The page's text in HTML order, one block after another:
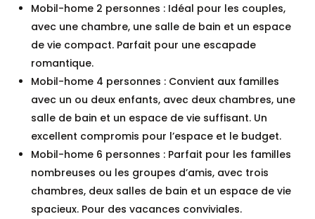
Mobil-home 2 personnes : Idéal pour les couples,
avec une chambre, une salle de bain et un espace
de vie compact. Parfait pour une escapade
romantique.
Mobil-home 4 personnes : Convient aux familles
avec un ou deux enfants, avec deux chambres, une
salle de bain et un espace de vie suffisant. Un
excellent compromis pour l’espace et le budget.
Mobil-home 6 personnes : Parfait pour les familles
nombreuses ou les groupes d’amis, avec trois
chambres, deux salles de bain et un espace de vie
spacieux. Pour des vacances conviviales.